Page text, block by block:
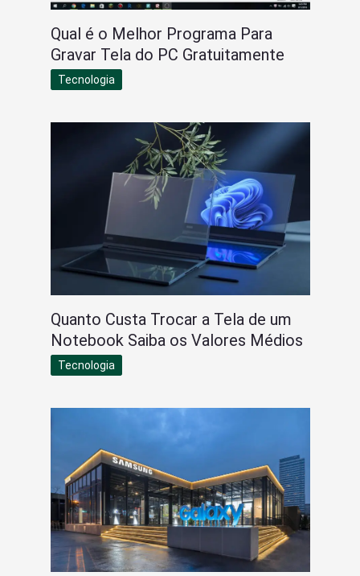
Qual é o Melhor Programa Para
Gravar Tela do PC Gratuitamente
Tecnologia
Quanto Custa Trocar a Tela de um
Notebook Saiba os Valores Médios
Tecnologia